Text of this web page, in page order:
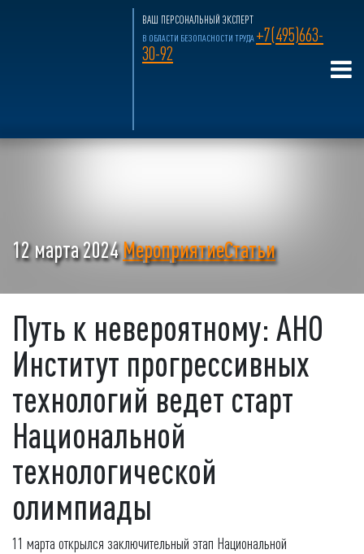
ВАШ ПЕРСОНАЛЬНЫЙ ЭКСПЕРТ
В ОБЛАСТИ БЕЗОПАСНОСТИ ТРУДА +7(495)663-
30-92
12 марта 2024МероприятиеСтатьи
Путь к невероятному: АНО
Институт прогрессивных
технологий ведет старт
Национальной
технологической
олимпиады
11 марта открылся заключительный этап Национальной